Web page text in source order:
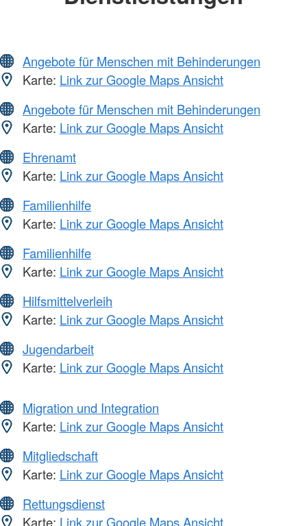
Angebote für Menschen mit Behinderungen
Karte: Link zur Google Maps Ansicht
Angebote für Menschen mit Behinderungen
Karte: Link zur Google Maps Ansicht
Ehrenamt
Karte: Link zur Google Maps Ansicht
Familienhilfe
Karte: Link zur Google Maps Ansicht
Familienhilfe
Karte: Link zur Google Maps Ansicht
Hilfsmittelverleih
Karte: Link zur Google Maps Ansicht
Jugendarbeit
Karte: Link zur Google Maps Ansicht
Migration und Integration
Karte: Link zur Google Maps Ansicht
Mitgliedschaft
Karte: Link zur Google Maps Ansicht
Rettungsdienst
Karte: Link zur Google Maps Ansicht